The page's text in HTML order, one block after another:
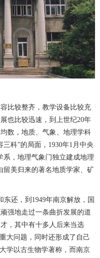
比较整齐，教学设备比较充
也比较迅速，到上世纪20年
数 ， 地质、气象、地理学科
三科”的局面 ， 1930年1月中央
系，地理气象门独立建成地理
留美归来的著名地质学家、矿
东还，到1949年南京解放，国
强地走过一条曲折发展的道
，其中有十多人后来当选
大问题，同时还形成了自己
学以古生物学著称，而南京